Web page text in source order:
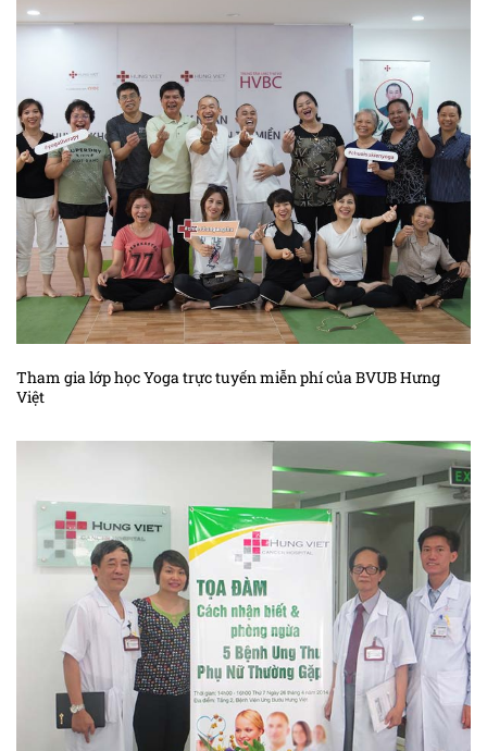
Tham gia lớp học Yoga trực tuyến miễn phí của BVUB Hưng
Việt